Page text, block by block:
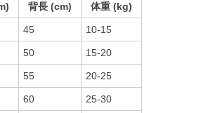
背長 (cm) 体重 (kg)
45 10-15
50 15-20
55 20-25
60 25-30